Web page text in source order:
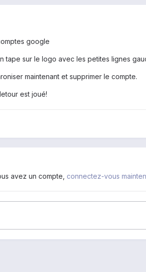
google
tape sur le logo avec les petites lignes
maintenant et supprimer le compte.
est joué!
avez un compte, connectez-vous